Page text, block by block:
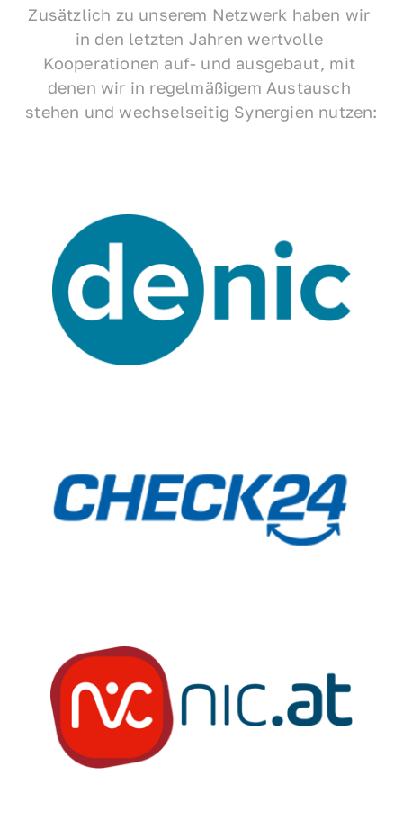
Zusätzlich zu unserem Netzwerk haben wir
in den letzten Jahren wertvolle
Kooperationen auf- und ausgebaut, mit
denen wir in regelmäßigem Austausch
stehen und wechselseitig Synergien nutzen: